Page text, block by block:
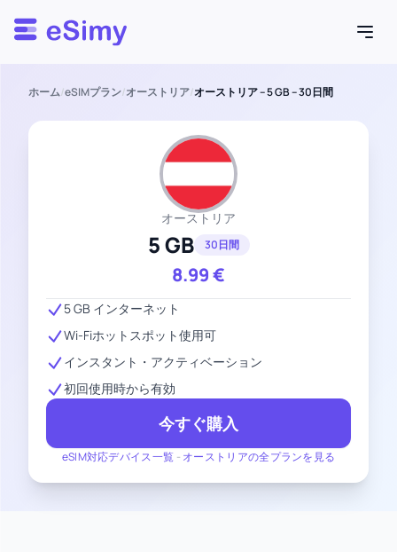
Esimy
ホーム/eSIMプラン/オーストリア/オーストリア – 5 GB – 30日間
オーストリア
5 GB 30日間
8.99€
eSIM対応デバイス一覧 - オーストリアの全プランを見る
5 GB インターネット
Wi-Fiホットスポット使用可
インスタント・アクティベーション
初回使用時から有効
今すぐ購入